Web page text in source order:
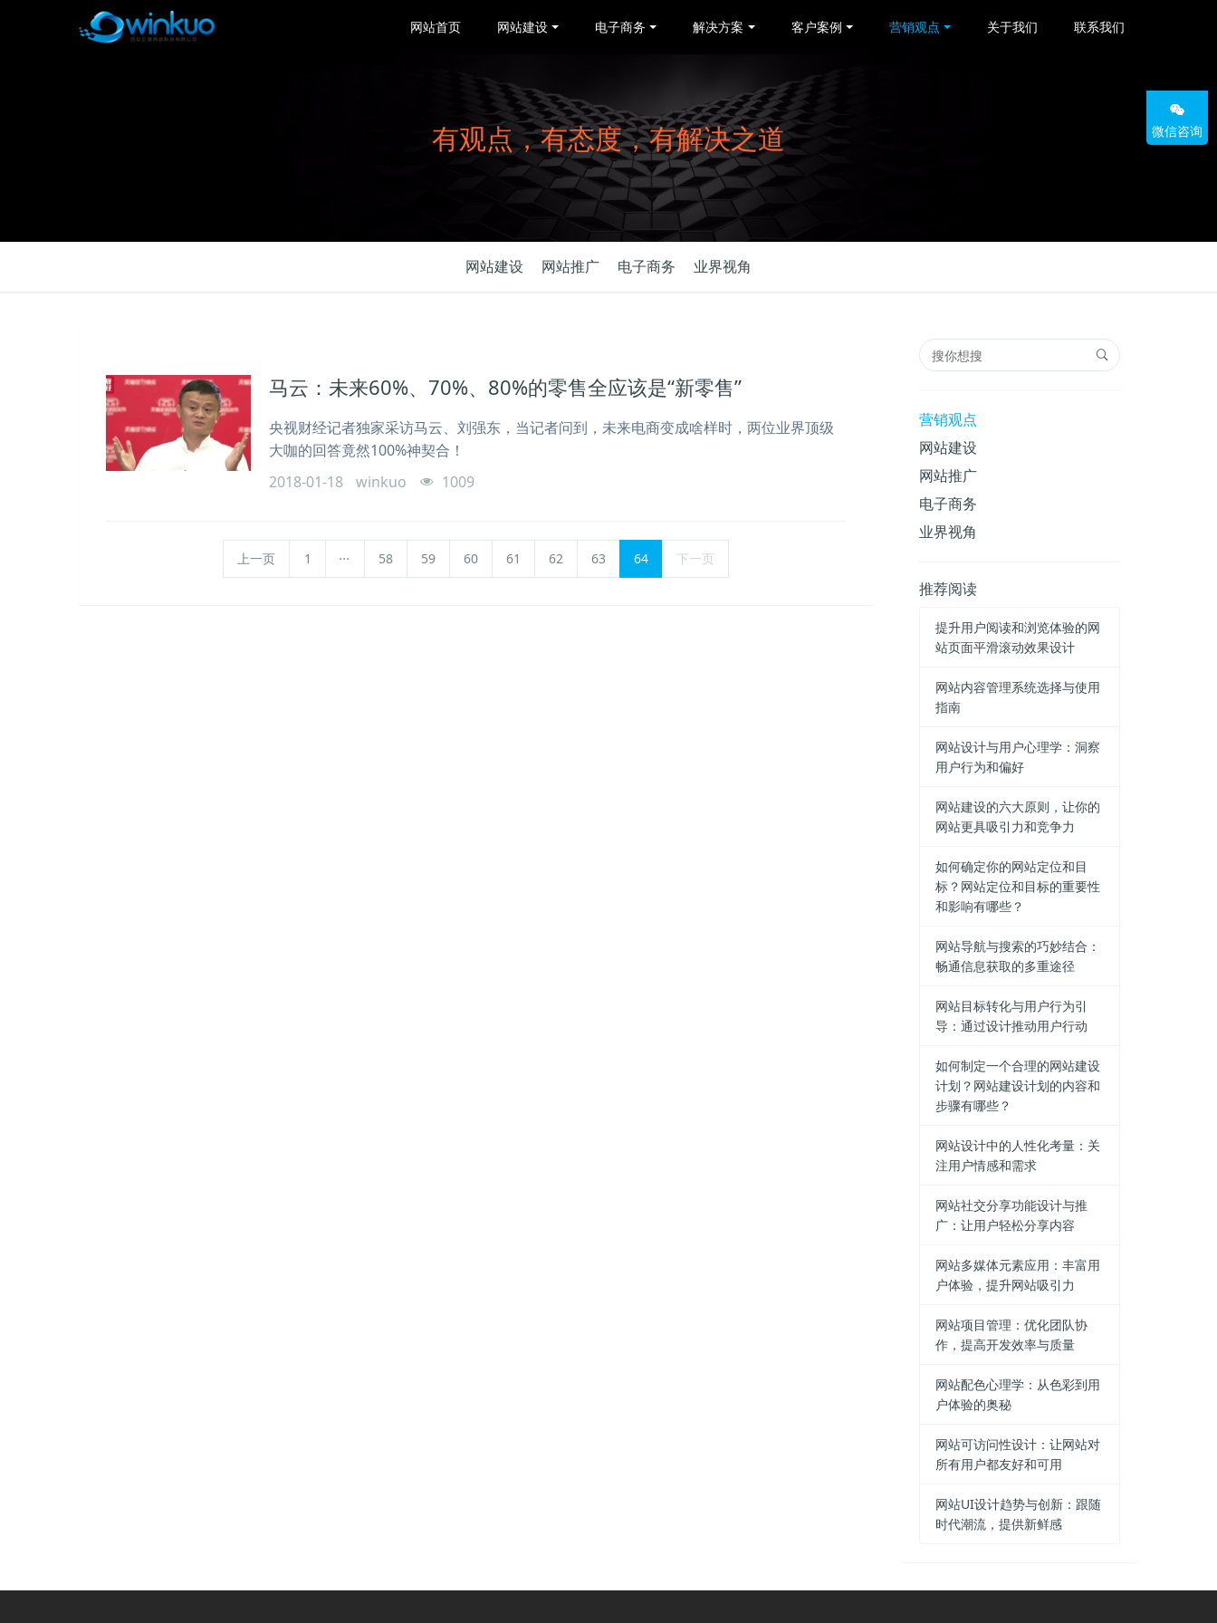
网站首页 网站建设 电子商务 解决方案 客户案例 营销观点 关于我们 联系我们
有观点，有态度，有解决之道
网站建设 网站推广 电子商务 业界视角
马云：未来60%、70%、80%的零售全应该是“新零售”
央视财经记者独家采访马云、刘强东，当记者问到，未来电商变成啥样时，两位业界顶级
大咖的回答竟然100%神契合！
2018-01-18
winkuo 1009
上一页 1 ... 58 59 60 61 62 63 64 下一页
营销观点
网站建设
网站推广
电子商务
业界视角
推荐阅读
提升用户阅读和浏览体验的网
站页面平滑滚动效果设计
网站内容管理系统选择与使用
指南
网站设计与用户心理学：洞察
用户行为和偏好
网站建设的六大原则，让你的
网站更具吸引力和竞争力
如何确定你的网站定位和目
标？网站定位和目标的重要性
和影响有哪些？
网站导航与搜索的巧妙结合：
畅通信息获取的多重途径
网站目标转化与用户行为引
导：通过设计推动用户行动
如何制定一个合理的网站建设
计划？网站建设计划的内容和
步骤有哪些？
网站设计中的人性化考量：关
注用户情感和需求
网站社交分享功能设计与推
广：让用户轻松分享内容
网站多媒体元素应用：丰富用
户体验，提升网站吸引力
网站项目管理：优化团队协
作，提高开发效率与质量
网站配色心理学：从色彩到用
户体验的奥秘
网站可访问性设计：让网站对
所有用户都友好和可用
网站UI设计趋势与创新：跟随
时代潮流，提供新鲜感
微信咨询